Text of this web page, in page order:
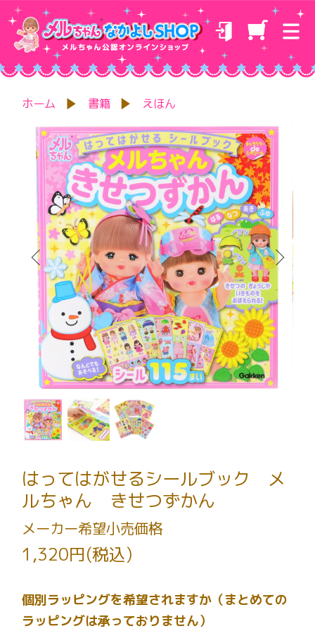
ホーム 書籍 えほん
はってはがせるシールブック メ
ルちゃん きせつずかん
メーカー希望小売価格
1,320円(税込)
個別ラッピングを希望されますか（まとめての
ラッピングは承っておりません）